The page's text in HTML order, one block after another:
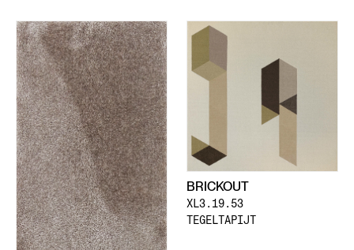
BRICKOUT
XL3.19.53
TEGELTAPIJT